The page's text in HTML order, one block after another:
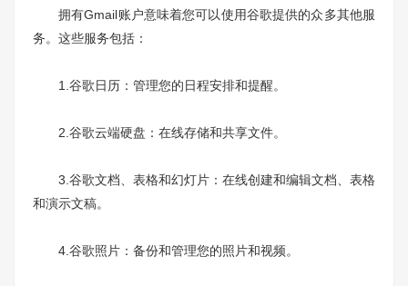
拥有Gmail账户意味着您可以使用谷歌提供的众多其他服
务。这些服务包括：
1.谷歌日历：管理您的日程安排和提醒。
2.谷歌云端硬盘：在线存储和共享文件。
3.谷歌文档、表格和幻灯片：在线创建和编辑文档、表格
和演示文稿。
4.谷歌照片：备份和管理您的照片和视频。